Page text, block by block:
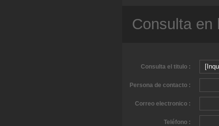
Consulta en
Consulta el titulo :
Persona de contacto :
Correo electronico :
Teléfono :